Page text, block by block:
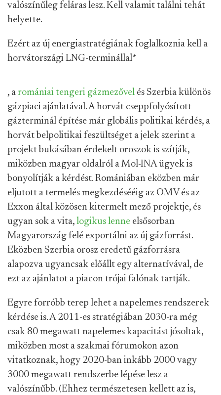
valószínűleg feláras lesz. Kell valamit találni tehát
helyette.
Ezért az új energiastratégiának foglalkoznia kell a
horvátországi LNG-terminállal*
, a romániai tengeri gázmezővel és Szerbia különös
gázpiaci ajánlatával. A horvát cseppfolyósított
gázterminál építése már globális politikai kérdés, a
horvát belpolitikai feszültséget a jelek szerint a
projekt bukásában érdekelt oroszok is szítják,
miközben magyar oldalról a Mol-INA ügyek is
bonyolítják a kérdést. Romániában eközben már
eljutott a termelés megkezdésééig az OMV és az
Exxon által közösen kitermelt mező projektje, és
ugyan sok a vita, logikus lenne elsősorban
Magyarország felé exportálni az új gázforrást.
Eközben Szerbia orosz eredetű gázforrásra
alapozva ugyancsak előállt egy alternatívával, de
ezt az ajánlatot a piacon trójai falónak tartják.
Egyre forróbb terep lehet a napelemes rendszerek
kérdése is. A 2011-es stratégiában 2030-ra még
csak 80 megawatt napelemes kapacitást jósoltak,
miközben most a szakmai fórumokon azon
vitatkoznak, hogy 2020-ban inkább 2000 vagy
3000 megawatt rendszerbe lépése lesz a
valószínűbb. (Ehhez természetesen kellett az is,